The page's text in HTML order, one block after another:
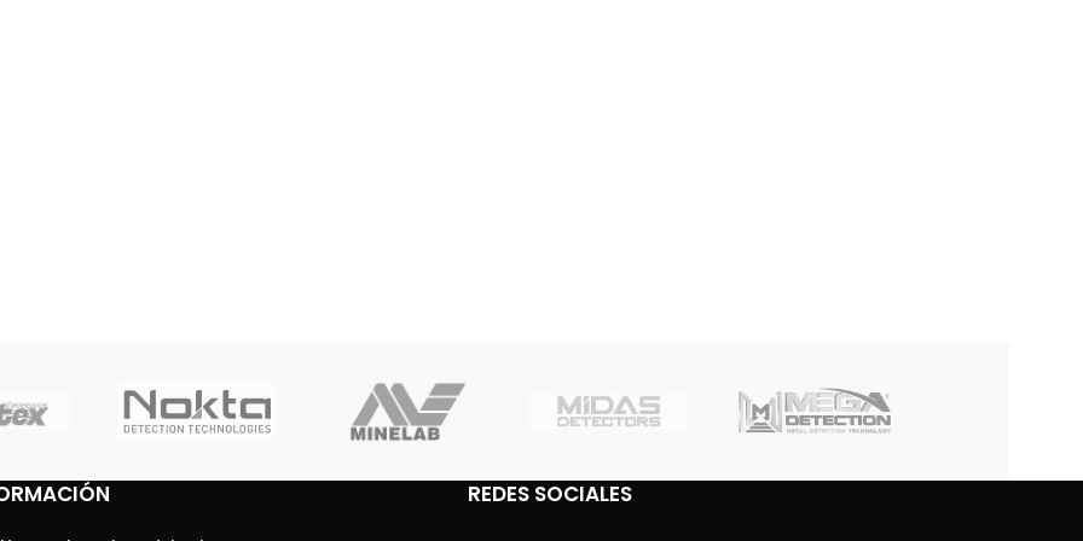
REDES SOCIALES